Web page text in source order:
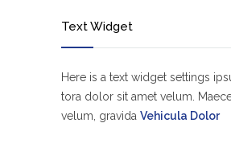
Text Widget
Here is a text widget settings
tora dolor sit amet velum.
velum, gravida Vehicula Dolor